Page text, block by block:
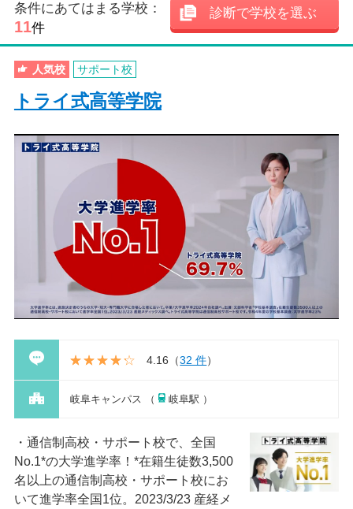
条件にあてはまる学校：
11件
診断で学校を選ぶ
人気校 サポート校
トライ式高等学院
4.16 （32 件）
岐阜キャンパス （ 岐阜駅 ）
通信制高校・サポート校で、全国
No.1*の大学進学率！*在籍⽣徒数3,500
名以上の通信制⾼校・サポート校にお
いて進学率全国1位。2023/3/23 産経メ